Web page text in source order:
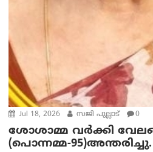
Jul 18, 2026 സജി പുല്ലാട് 0
ശോശാമ്മ വർക്കി
(പൊന്നമ്മ-95)അന്തരിച്ചു.